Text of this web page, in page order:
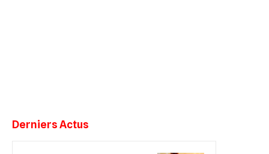
Derniers Actus